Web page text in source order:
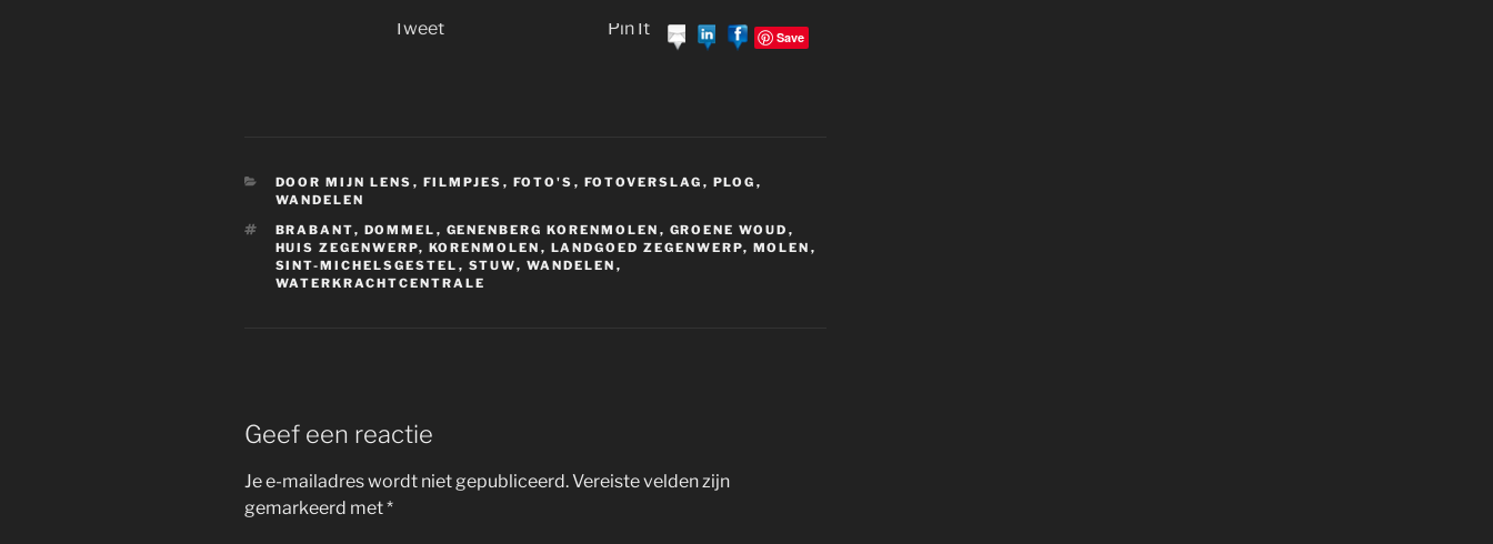
Tweet Pin It Save
CATEGORIEËN
DOOR MIJN LENS , FILMPJES , FOTO'S , FOTOVERSLAG , PLOG ,
WANDELEN
TAGS
BRABANT, DOMMEL , GENENBERG KORENMOLEN , GROENE WOUD ,
HUIS ZEGENWERP, KORENMOLEN , LANDGOED ZEGENWERP, MOLEN ,
SINT-MICHELSGESTEL , STUW, WANDELEN ,
WATERKRACHTCENTRALE
Geef een reactie
Je e-mailadres wordt niet gepubliceerd.Vereiste velden zijn
gemarkeerd met*